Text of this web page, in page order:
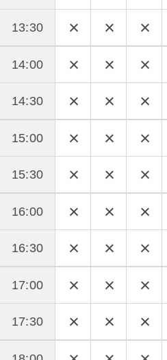
13:30
14:00
14:30
15:00
15:30
16:00
16:30
17:00
17:30